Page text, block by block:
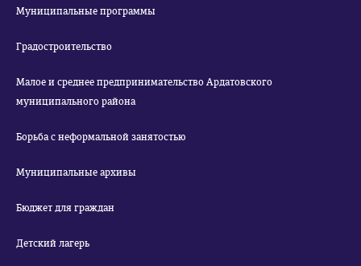
Муниципальные программы
Градостроительство
Малое и среднее предпринимательство Ардатовского
муниципального района
Борьба с неформальной занятостью
Муниципальные архивы
Бюджет для граждан
Детский лагерь